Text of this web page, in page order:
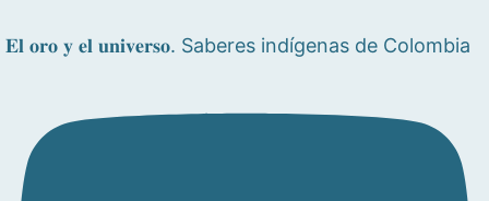
𝐄𝐥 𝐨𝐫𝐨 𝐲 𝐞𝐥 𝐮𝐧𝐢𝐯𝐞𝐫𝐬𝐨. Saberes indígenas de Colombia